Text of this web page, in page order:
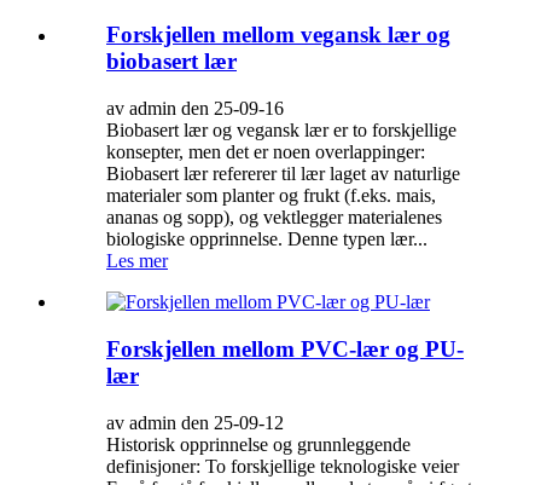
Forskjellen mellom vegansk lær og
biobasert lær
av admin den 25-09-16
Biobasert lær og vegansk lær er to forskjellige
konsepter, men det er noen overlappinger:
Biobasert lær refererer til lær laget av naturlige
materialer som planter og frukt (f.eks. mais,
ananas og sopp), og vektlegger materialenes
biologiske opprinnelse. Denne typen lær...
Les mer
Forskjellen mellom PVC-lær og PU-
lær
av admin den 25-09-12
Historisk opprinnelse og grunnleggende
definisjoner: To forskjellige teknologiske veier